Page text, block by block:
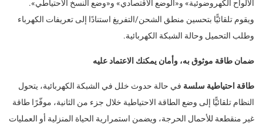
الألواح الكهروضوئية» و«الوضع الاقتصادي» و«وضع النسخ الاحتياطي».
ويقوم تلقائيًّا بتحسين منطق الشحن/التفريغ استنادًا إلى تعريفات الكهرباء
وطلب التحميل وحالة الشبكة الكهربائية.
ضمان طاقة موثوق به، وأمان يمكنك الاعتماد عليه
طاقة احتياطية سلسة في حالة حدوث خلل في الشبكة الكهربائية، يتحول
النظام تلقائيًّا إلى وضع الطاقة الاحتياطية خلال جزء من الثانية، موفّرًا طاقة
غير منقطعة للأحمال الحرجة، ويضمن استمرارية الحياة المنزلية أو العمليات